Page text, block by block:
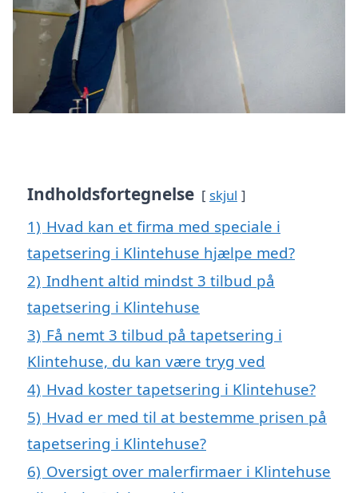
Indholdsfortegnelse skjul
1) Hvad kan et firma med speciale i
tapetsering i Klintehuse hjælpe med?
2) Indhent altid mindst 3 tilbud på
tapetsering i Klintehuse
3) Få nemt 3 tilbud på tapetsering i
Klintehuse, du kan være tryg ved
4) Hvad koster tapetsering i Klintehuse?
5) Hvad er med til at bestemme prisen på
tapetsering i Klintehuse?
6) Oversigt over malerfirmaer i Klintehuse